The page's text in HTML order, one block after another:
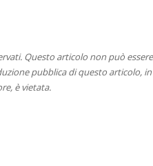
Questo articolo non può
pubblica di questo articolo,
è vietata.